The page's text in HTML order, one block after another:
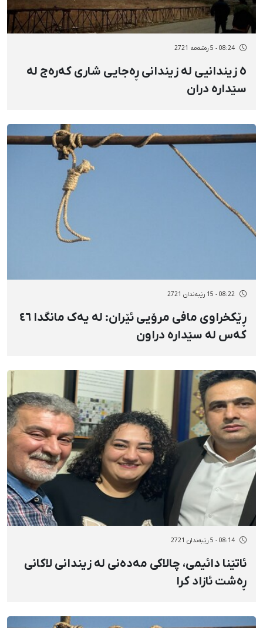
08:24 - 5 رەشەمه 2721
٥ زیندانیی لە زیندانی ڕەجایی شاری کەرەج لە
سێدارە دران
08:22 - 15 رێبەندان 2721
ڕێکخراوی مافی مرۆیی ئێران: لە یەک مانگدا ٤٦
کەس لە سێدارە دراون
08:14 - 5 رێبەندان 2721
ئاتێنا دائیمی، چالاکی مەدەنی لە زیندانی لاکانی
ڕەشت ئازاد کرا